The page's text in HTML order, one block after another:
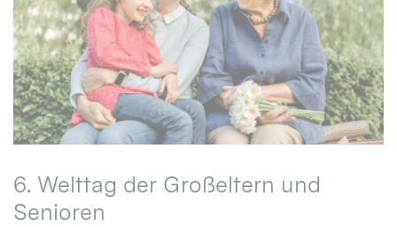
6. Welttag der Großeltern und
Senioren